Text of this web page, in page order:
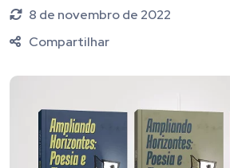
8 de novembro de 2022
Compartilhar